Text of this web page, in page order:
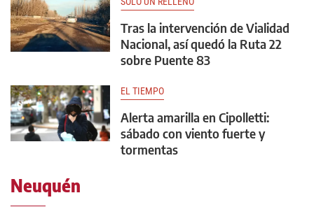
Tras la intervención de Vialidad
Nacional, así quedó la Ruta 22
sobre Puente 83
EL TIEMPO
Alerta amarilla en Cipolletti:
sábado con viento fuerte y
tormentas
Neuquén